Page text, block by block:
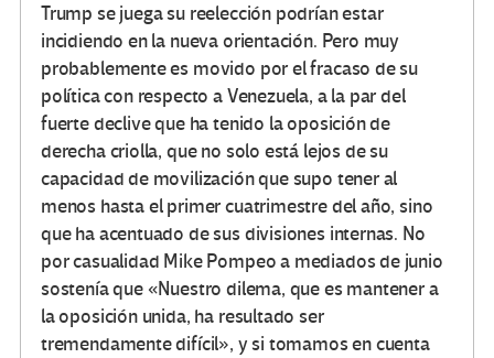
Trump se juega su reelección podrían estar
incidiendo en la nueva orientación. Pero muy
probablemente es movido por el fracaso de su
política con respecto a Venezuela, a la par del
fuerte declive que ha tenido la oposición de
derecha criolla, que no solo está lejos de su
capacidad de movilización que supo tener al
menos hasta el primer cuatrimestre del año, sino
que ha acentuado de sus divisiones internas. No
por casualidad Mike Pompeo a mediados de junio
sostenía que «Nuestro dilema, que es mantener a
la oposición unida, ha resultado ser
tremendamente difícil», y si tomamos en cuenta